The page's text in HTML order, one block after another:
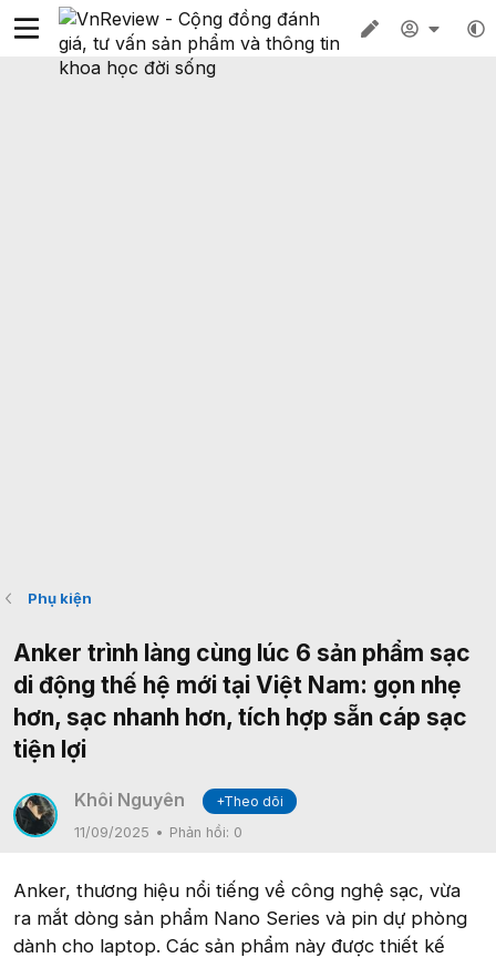
Phụ kiện
Anker trình làng cùng lúc 6 sản phẩm sạc
di động thế hệ mới tại Việt Nam: gọn nhẹ
hơn, sạc nhanh hơn, tích hợp sẵn cáp sạc
tiện lợi
Khôi Nguyên
+Theo dõi
11/09/2025
Phản hồi: 0
Anker, thương hiệu nổi tiếng về công nghệ sạc, vừa
ra mắt dòng sản phẩm Nano Series và pin dự phòng
dành cho laptop. Các sản phẩm này được thiết kế